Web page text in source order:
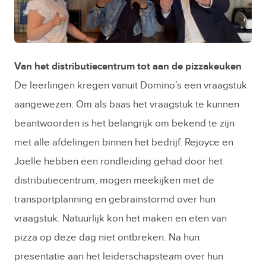
JPG
Van het distributiecentrum tot aan de pizzakeuken
De leerlingen kregen vanuit Domino’s een vraagstuk
aangewezen. Om als baas het vraagstuk te kunnen
beantwoorden is het belangrijk om bekend te zijn
met alle afdelingen binnen het bedrijf. Rejoyce en
Joelle hebben een rondleiding gehad door het
distributiecentrum, mogen meekijken met de
transportplanning en gebrainstormd over hun
vraagstuk. Natuurlijk kon het maken en eten van
pizza op deze dag niet ontbreken. Na hun
presentatie aan het leiderschapsteam over hun